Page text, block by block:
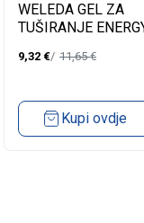
WELEDA GEL ZA
TUŠIRANJE
9,32 € 11,65€
Kupi ovdje